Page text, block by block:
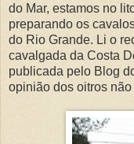
do Mar, estamos no
preparando os
do Rio Grande. Li o
cavalgada da Costa
publicada pelo Blog
opinião dos oitros não